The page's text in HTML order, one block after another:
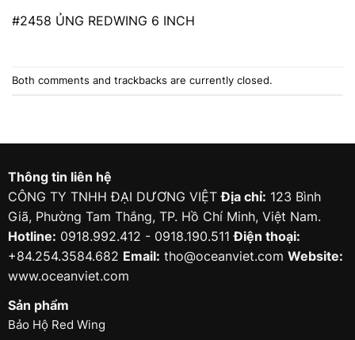
#2458 ỦNG REDWING 6 INCH
Both comments and trackbacks are currently closed.
Thông tin liên hệ
CÔNG TY TNHH ĐẠI DƯƠNG VIỆTĐịa chỉ: 123 Bình
Giã, Phường Tam Thắng, TP. Hồ Chí Minh, Việt Nam.
Hotline: 0918.992.412 - 0918.190.511Điện thoại:
+84.254.3584.682 Email: tho@oceanviet.com Website:
www.oceanviet.com
Sản phẩm
Bảo Hộ Red Wing